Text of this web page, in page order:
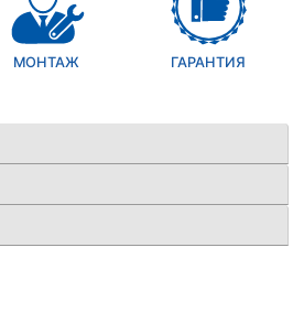
МОНТАЖ ГАРАНТИЯ